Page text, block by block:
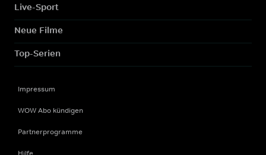
Live-Sport
Neue Filme
Top-Serien
Impressum
WOW Abo kündigen
Partnerprogramme